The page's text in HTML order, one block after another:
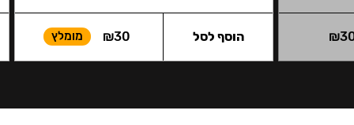
₪
₪30 מומלץ הוסף לסל